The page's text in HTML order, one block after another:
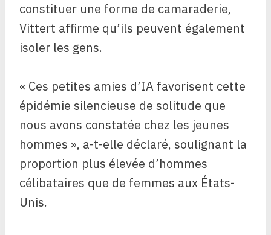
constituer une forme de camaraderie,
Vittert affirme qu’ils peuvent également
isoler les gens.
« Ces petites amies d’IA favorisent cette
épidémie silencieuse de solitude que
nous avons constatée chez les jeunes
hommes », a-t-elle déclaré, soulignant la
proportion plus élevée d’hommes
célibataires que de femmes aux États-
Unis.